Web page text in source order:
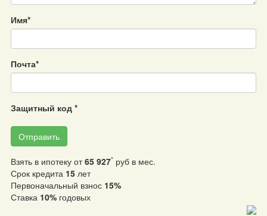
Имя*
Почта*
Защитный код *
Отправить
Взять в ипотеку от65 927* руб в мес.
Срок кредита 15 лет
Первоначальный взнос 15%
Ставка 10% годовых